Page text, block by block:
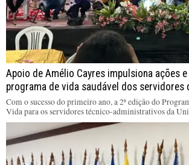
Apoio de Amélio Cayres impulsiona ações
programa de vida saudável dos servidores
Com o sucesso do primeiro ano, a 2ª edição do
Vida para os servidores técnico-administrativos da